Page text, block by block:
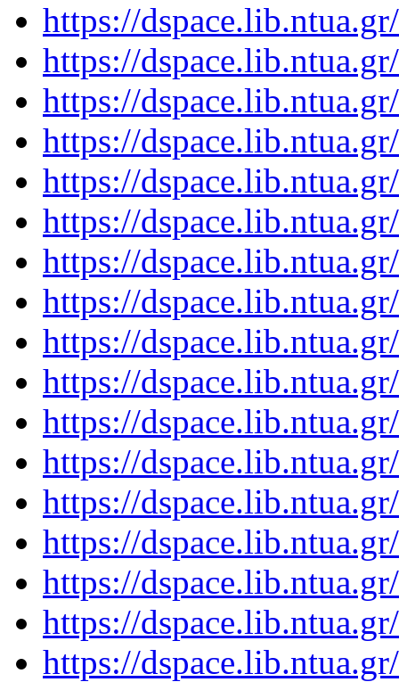
https://
https://
https://
https://
https://
https://
https://
https://
https://
https://
https://
https://
https://
https://
https://
https://
https://